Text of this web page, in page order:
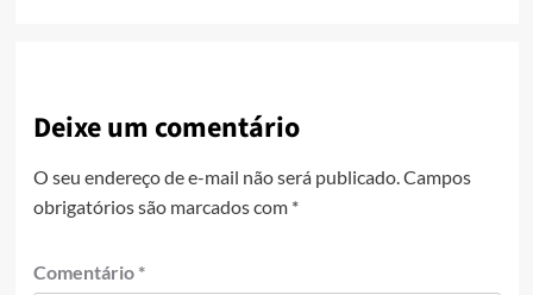
Deixe um comentário
O seu endereço de e-mail não será publicado. Campos
obrigatórios são marcados com *
Comentário *